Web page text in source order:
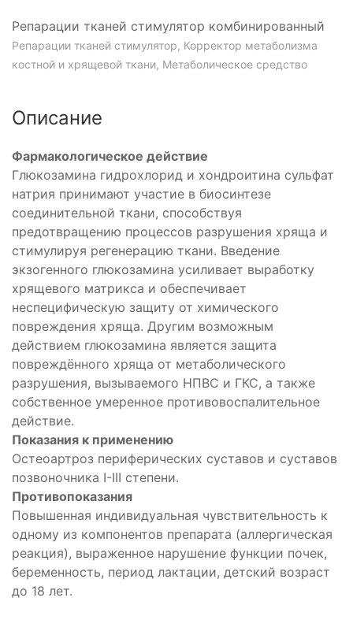
Репарации тканей стимулятор комбинированный
Репарации тканей стимулятор, Корректор метаболизма
костной и хрящевой ткани, Метаболическое средство
Описание
Фармакологическое действие
Глюкозамина гидрохлорид и хондроитина сульфат
натрия принимают участие в биосинтезе
соединительной ткани, способствуя
предотвращению процессов разрушения хряща и
стимулируя регенерацию ткани. Введение
экзогенного глюкозамина усиливает выработку
хрящевого матрикса и обеспечивает
неспецифическую защиту от химического
повреждения хряща. Другим возможным
действием глюкозамина является защита
повреждённого хряща от метаболического
разрушения, вызываемого НПВС и ГКС, а также
собственное умеренное противовоспалительное
действие.
Показания к применению
Остеоартроз периферических суставов и суставов
позвоночника I-III степени.
Противопоказания
Повышенная индивидуальная чувствительность к
одному из компонентов препарата (аллергическая
реакция), выраженное нарушение функции почек,
беременность, период лактации, детский возраст
до 18 лет.